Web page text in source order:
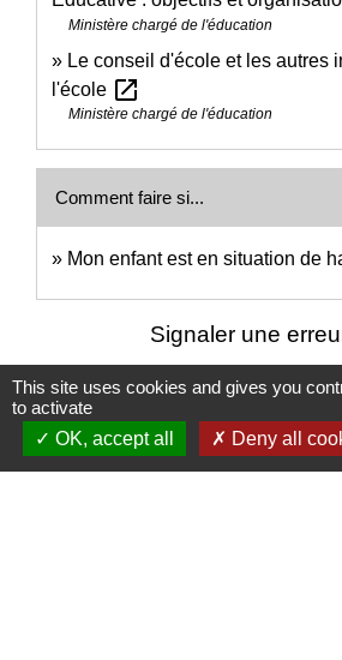
Ministère chargé de l'éducation
Le conseil d'école et les autres
l'école open_in_new
Ministère chargé de l'éducation
Comment faire si...
Mon enfant est en situation de
Signaler une
Nous
This site uses cookies and gives you
to activate
OK, accept all
Deny all